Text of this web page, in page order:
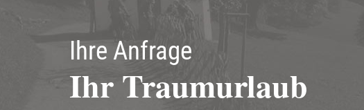
Ihre Anfrage
Ihr Traumurlaub